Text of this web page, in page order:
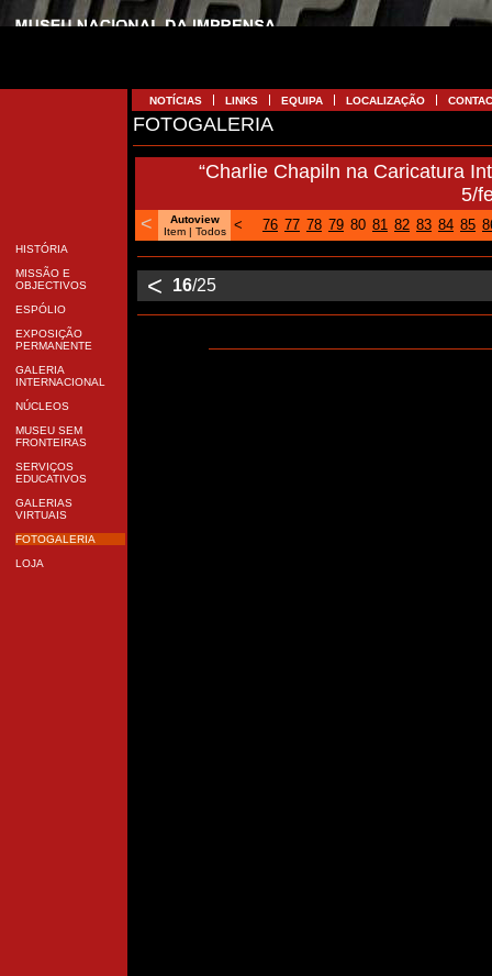
HISTÓRIA
MISSÃO E
OBJECTIVOS
ESPÓLIO
EXPOSIÇÃO
PERMANENTE
GALERIA
INTERNACIONAL
NÚCLEOS
MUSEU SEM
FRONTEIRAS
SERVIÇOS
EDUCATIVOS
GALERIAS
VIRTUAIS
FOTOGALERIA
LOJA
NOTÍCIAS LINKS EQUIPA LOCALIZAÇÃO
FOTOGALERIA
“Charlie Chapiln na Caricatura
5/
<
Autoview
Item| Todos < 76 77 78 79 80 81 82 83 84 85
< 16/25